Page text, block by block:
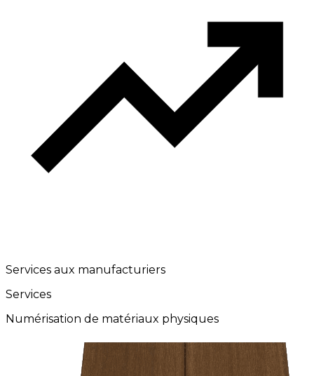
Services aux manufacturiers
Services
Numérisation de matériaux physiques